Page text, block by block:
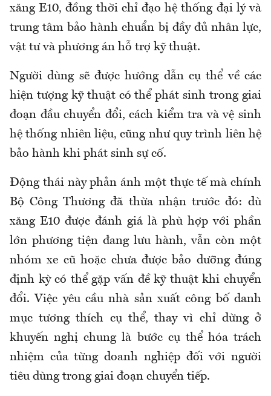
xăng E10, đồng thời chỉ đạo hệ thống đại lý và
trung tâm bảo hành chuẩn bị đầy đủ nhân lực,
vật tư và phương án hỗ trợ kỹ thuật.
Người dùng sẽ được hướng dẫn cụ thể về các
hiện tượng kỹ thuật có thể phát sinh trong giai
đoạn đầu chuyển đổi, cách kiểm tra và vệ sinh
hệ thống nhiên liệu, cũng như quy trình liên hệ
bảo hành khi phát sinh sự cố.
Động thái này phản ánh một thực tế mà chính
Bộ Công Thương đã thừa nhận trước đó: dù
xăng E10 được đánh giá là phù hợp với phần
lớn phương tiện đang lưu hành, vẫn còn một
nhóm xe cũ hoặc chưa được bảo dưỡng đúng
định kỳ có thể gặp vấn đề kỹ thuật khi chuyển
đổi. Việc yêu cầu nhà sản xuất công bố danh
mục tương thích cụ thể, thay vì chỉ dừng ở
khuyến nghị chung là bước cụ thể hóa trách
nhiệm của từng doanh nghiệp đối với người
tiêu dùng trong giai đoạn chuyển tiếp.